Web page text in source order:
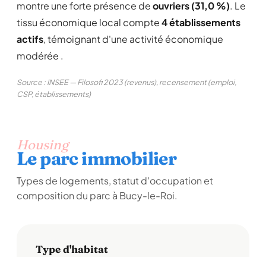
montre une forte présence deouvriers (31,0 %). Le
tissu économique local compte4 établissements
actifs, témoignant d'une activité économique
modérée .
Source : INSEE — Filosofi 2023 (revenus), recensement (emploi,
CSP, établissements)
Housing
Le parc immobilier
Types de logements, statut d'occupation et
composition du parc à Bucy-le-Roi.
Type d'habitat